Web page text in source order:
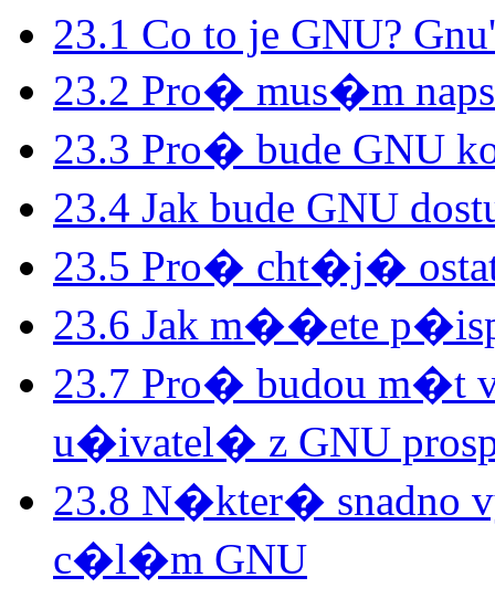
23.1 Co to je GNU?
23.2 Pro� mus�m
23.3 Pro� bude GNU
23.4 Jak bude GNU
23.5 Pro� cht�j�
23.6 Jak m��ete
23.7 Pro� budou
u�ivatel� z GNU
23.8 N�kter� snadno
c�l�m GNU